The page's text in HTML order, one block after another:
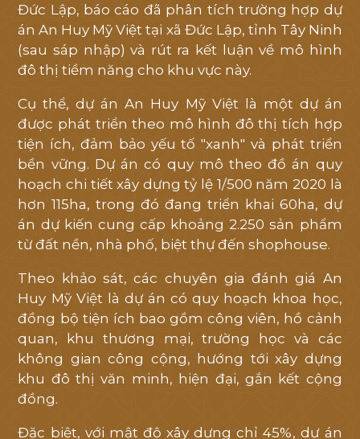
Đức Lập, báo cáo đã phân tích trường hợp dự
án An Huy Mỹ Việt tại xã Đức Lập, tỉnh Tây Ninh
(sau sáp nhập) và rút ra kết luận về mô hình
đô thị tiềm năng cho khu vực này.
Cụ thể, dự án An Huy Mỹ Việt là một dự án
được phát triển theo mô hình đô thị tích hợp
tiện ích, đảm bảo yếu tố "xanh" và phát triển
bền vững. Dự án có quy mô theo đồ án quy
hoạch chi tiết xây dựng tỷ lệ 1/500 năm 2020 là
hơn 115ha, trong đó đang triển khai 60ha, dự
án dự kiến cung cấp khoảng 2.250 sản phẩm
từ đất nền, nhà phố, biệt thự đến shophouse.
Theo khảo sát, các chuyên gia đánh giá An
Huy Mỹ Việt là dự án có quy hoạch khoa học,
đồng bộ tiện ích bao gồm công viên, hồ cảnh
quan, khu thương mại, trường học và các
không gian công cộng, hướng tới xây dựng
khu đô thị văn minh, hiện đại, gắn kết cộng
đồng.
Đặc biệt, với mật độ xây dựng chỉ 45%, dự án